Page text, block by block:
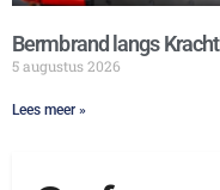
Bermbrand langs
5 augustus 2026
Lees meer »